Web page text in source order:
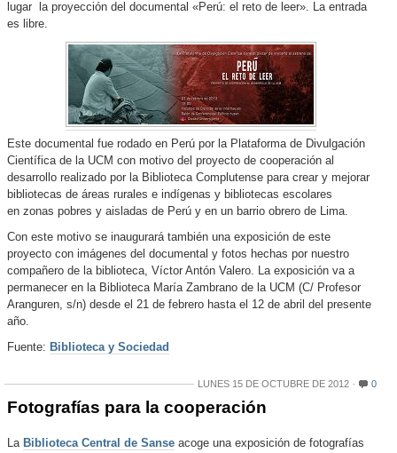
lugar la proyección del documental «Perú: el reto de leer». La entrada
es libre.
Este documental fue rodado en Perú por la Plataforma de Divulgación
Científica de la UCM con motivo del proyecto de cooperación al
desarrollo realizado por la Biblioteca Complutense para crear y mejorar
bibliotecas de áreas rurales e indígenas y bibliotecas escolares
en zonas pobres y aisladas de Perú y en un barrio obrero de Lima.
Con este motivo se inaugurará también una exposición de este
proyecto con imágenes del documental y fotos hechas por nuestro
compañero de la biblioteca, Víctor Antón Valero. La exposición va a
permanecer en la Biblioteca María Zambrano de la UCM (C/ Profesor
Aranguren, s/n) desde el 21 de febrero hasta el 12 de abril del presente
año.
Fuente: Biblioteca y Sociedad
LUNES 15 DE OCTUBRE DE 2012 0
Fotografías para la cooperación
La Biblioteca Central de Sanse acoge una exposición de fotografías